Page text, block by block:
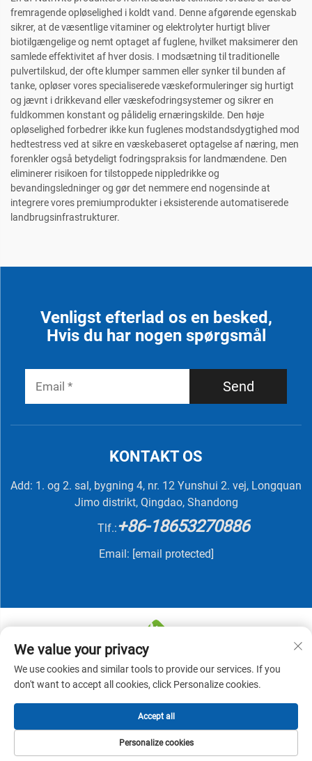
fremragende opløselighed i koldt vand. Denne afgørende egenskab
sikrer, at de væsentlige vitaminer og elektrolyter hurtigt bliver
biotilgængelige og nemt optaget af fuglene, hvilket maksimerer den
samlede effektivitet af hver dosis. I modsætning til traditionelle
pulvertilskud, der ofte klumper sammen eller synker til bunden af
tanke, opløser vores specialiserede væskeformuleringer sig hurtigt
og jævnt i drikkevand eller væskefodringsystemer og sikrer en
fuldkommen konstant og pålidelig ernæringskilde. Den høje
opløselighed forbedrer ikke kun fuglenes modstandsdygtighed mod
hedtestress ved at sikre en væskebaseret optagelse af næring, men
forenkler også betydeligt fodringspraksis for landmændene. Den
eliminerer risikoen for tilstoppede nippledrikke og
bevandingsledninger og gør det nemmere end nogensinde at
integrere vores premiumprodukter i eksisterende automatiserede
landbrugsinfrastrukturer.
Venligst efterlad os en besked,
Hvis du har nogen spørgsmål
Send
KONTAKT OS
Add: 1. og 2. sal, bygning 4, nr. 12 Yunshui 2. vej, Longquan
Jimo distrikt, Qingdao, Shandong
Tlf.:+86-18653270886
Email: [email protected]
Copyright © 2025 af QINGDAO NUTRIVIT BIOTECH CO.,
LTD - Privatlivspolitik
FORSIDE PRODUKTER E-MAIL TELEFON
We value your privacy
We use cookies and similar tools to provide our services. If you
don't want to accept all cookies, click Personalize cookies.
Personalize cookies
Accept all